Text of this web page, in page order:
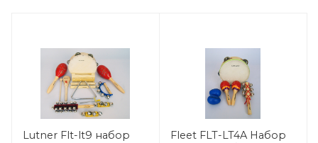
Lutner Flt-lt9 набор
Fleet FLT-LT4A Набор